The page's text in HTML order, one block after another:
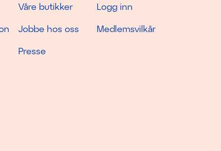
Våre butikker
Jobbe hos oss
Presse
Logg inn
Medlemsvilkår